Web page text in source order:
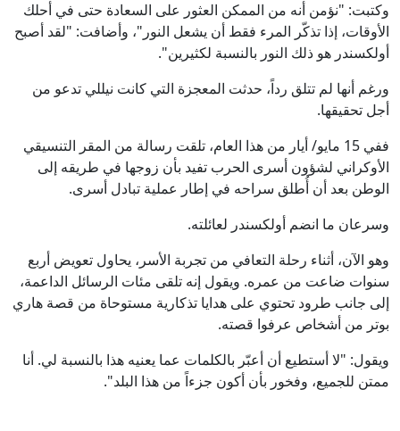
وكتبت: "نؤمن أنه من الممكن العثور على السعادة حتى في أحلك
الأوقات، إذا تذكّر المرء فقط أن يشعل النور"، وأضافت: "لقد أصبح
أولكسندر هو ذلك النور بالنسبة لكثيرين".
ورغم أنها لم تتلق رداً، حدثت المعجزة التي كانت نيللي تدعو من
أجل تحقيقها.
ففي 15 مايو/ أيار من هذا العام، تلقت رسالة من المقر التنسيقي
الأوكراني لشؤون أسرى الحرب تفيد بأن زوجها في طريقه إلى
الوطن بعد أن أُطلق سراحه في إطار عملية تبادل أسرى.
وسرعان ما انضم أولكسندر لعائلته.
وهو الآن، أثناء رحلة التعافي من تجربة الأسر، يحاول تعويض أربع
سنوات ضاعت من عمره. ويقول إنه تلقى مئات الرسائل الداعمة،
إلى جانب طرود تحتوي على هدايا تذكارية مستوحاة من قصة هاري
بوتر من أشخاص عرفوا قصته.
ويقول: "لا أستطيع أن أعبّر بالكلمات عما يعنيه هذا بالنسبة لي. أنا
ممتن للجميع، وفخور بأن أكون جزءاً من هذا البلد".